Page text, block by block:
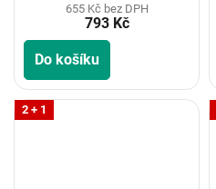
655 Kč bez DPH
793 Kč
Do košíku
2 + 1